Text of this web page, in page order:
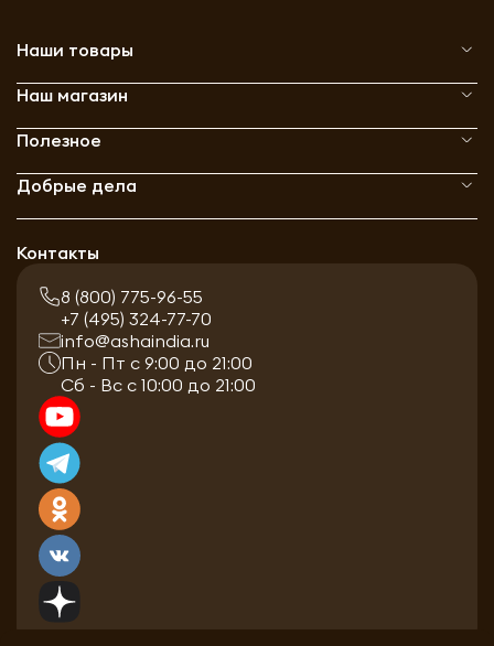
Наши товары
Наш магазин
Полезное
Добрые дела
Контакты
8 (800) 775-96-55
+7 (495) 324-77-70
info@ashaindia.ru
Пн - Пт с 9:00 до 21:00
Сб - Вс с 10:00 до 21:00